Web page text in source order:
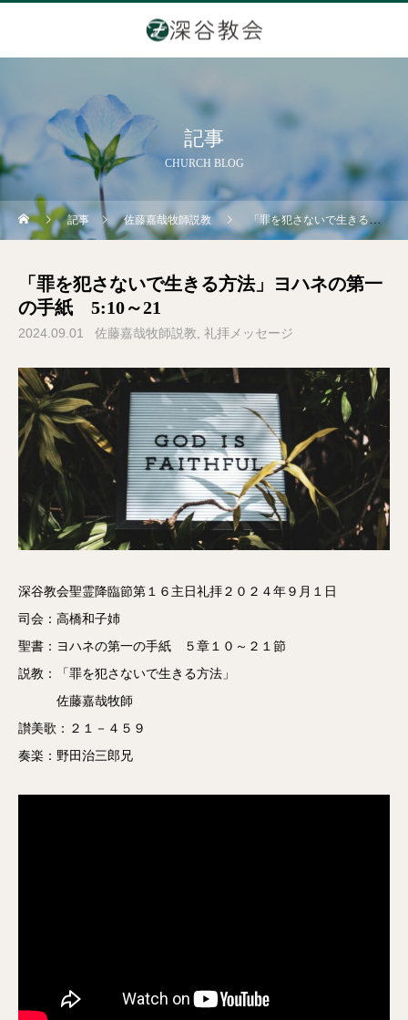
記事
CHURCH BLOG
記事 佐藤嘉哉牧師説教 「罪を犯さないで生きる方法」ヨハネの第一の手紙 5:10～21
「罪を犯さないで生きる方法」ヨハネの第一
の手紙 5:10～21
2024.09.01 佐藤嘉哉牧師説教 礼拝メッセージ
深谷教会聖霊降臨節第１６主日礼拝２０２４年９月１日
司会：高橋和子姉
聖書：ヨハネの第一の手紙 ５章１０～２１節
説教：「罪を犯さないで生きる方法」
佐藤嘉哉牧師
讃美歌：２１－４５９
奏楽：野田治三郎兄